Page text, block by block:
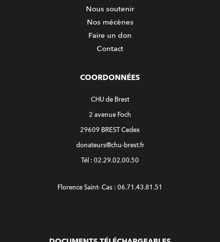
Nous soutenir
Nos mécènes
Faire un don
Contact
COORDONNÉES
CHU de Brest
2 avenue Foch
29609 BREST Cedex
donateurs@chu-brest.fr
Tél : 02.29.02.00.50
Florence Saint- Cas : 06.71.43.81.51